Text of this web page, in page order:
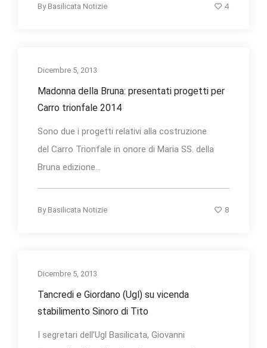
By Basilicata Notizie 4
Dicembre 5, 2013
Madonna della Bruna: presentati progetti per
Carro trionfale 2014
Sono due i progetti relativi alla costruzione
del Carro Trionfale in onore di Maria SS. della
Bruna edizione...
By Basilicata Notizie 8
Dicembre 5, 2013
Tancredi e Giordano (Ugl) su vicenda
stabilimento Sinoro di Tito
I segretari dell’Ugl Basilicata, Giovanni